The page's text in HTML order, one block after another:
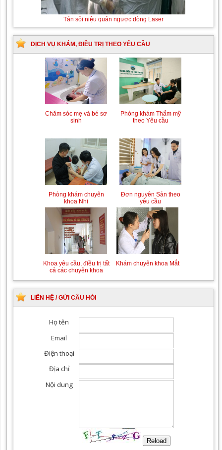
Tán sỏi niệu quản ngược dòng Laser
DỊCH VỤ KHÁM, ĐIỀU TRỊ THEO YÊU CẦU
Chăm sóc mẹ và bé sơ
sinh
Phòng khám Thẩm mỹ
theo Yêu cầu
Phòng khám chuyên
khoa Nhi
Đơn nguyên Sản theo
yêu cầu
Khoa yêu cầu, điều trị tất
cả các chuyên khoa
Khám chuyên khoa Mắt
LIÊN HỆ / GỬI CÂU HỎI